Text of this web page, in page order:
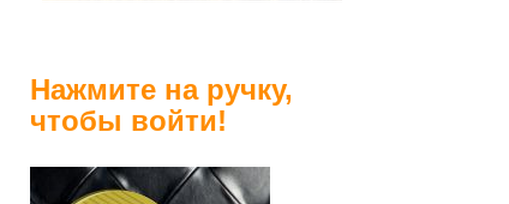
Нажмите на ручку,
чтобы войти!